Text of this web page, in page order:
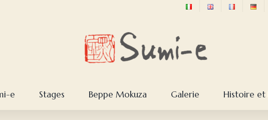
e Stages Beppe Mokuza Galerie Histoire et